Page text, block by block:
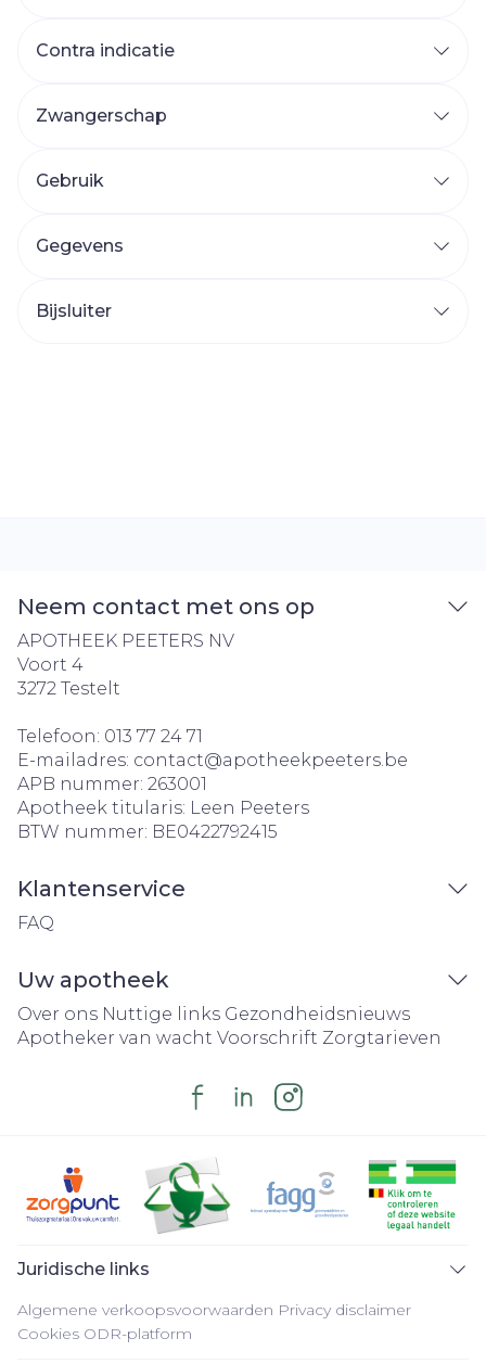
Contra indicatie
Zwangerschap
Gebruik
Gegevens
Bijsluiter
Neem contact met ons op
APOTHEEK PEETERS NV
Voort 4
3272 Testelt
Telefoon: 013 77 24 71
E-mailadres: contact@apotheekpeeters.be
APB nummer: 263001
Apotheek titularis: Leen Peeters
BTW nummer: BE0422792415
Klantenservice
FAQ
Uw apotheek
Over ons Nuttige links Gezondheidsnieuws
Apotheker van wacht Voorschrift Zorgtarieven
Juridische links
Algemene verkoopsvoorwaarden Privacy disclaimer
Cookies ODR-platform